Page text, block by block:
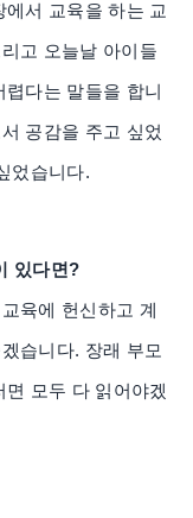
서 교육을 하는 교
고 오늘날 아이들
다는 말들을 합니
공감을 주고 싶었
었습니다.
있다면?
육에 헌신하고 계
습니다. 장래 부모
모두 다 읽어야겠